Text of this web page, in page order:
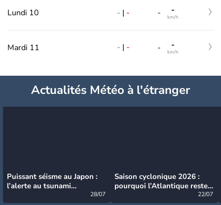
Lundi 10 - | - - -
km/h
Mardi 11 - | - - -
km/h
Actualités Météo à l'étranger
Puissant séisme au Japon :
l’alerte au tsunami
28/07
Saison cyclonique 2026 :
pourquoi l’Atlantique reste
22/07